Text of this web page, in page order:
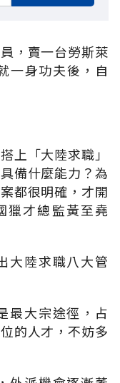
，賣一台勞斯萊
一身功夫後，自
上「大陸求職」
備什麼能力？為
都很明確，才開
獵才總監黃至堯
大陸求職八大管
最大宗途徑，占
的人才，不妨多